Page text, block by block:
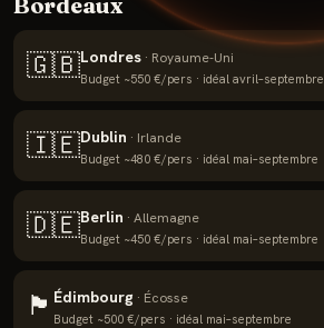
🇬🇧Londres · Royaume-Uni
Budget ~550 €/pers · idéal avril–septembre
🇮🇪Dublin · Irlande
Budget ~480 €/pers · idéal mai–septembre
🇩🇪Berlin · Allemagne
Budget ~450 €/pers · idéal mai–septembre
🏴 Édimbourg · Écosse
Budget ~500 €/pers · idéal mai–septembre